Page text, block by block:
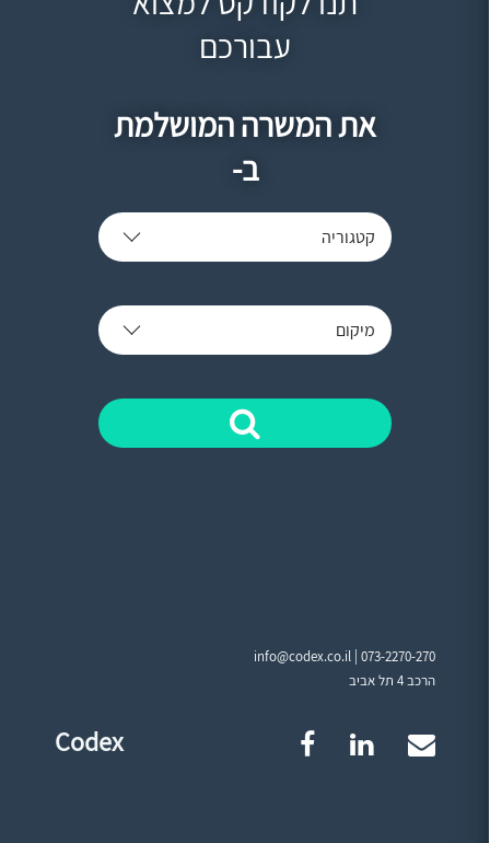
עבורכם
את המשרה המושלמת
ב-
קטגוריה
מיקום
info@codex.co.il |073-2270-270
הרכב 4 תל אביב
Codex